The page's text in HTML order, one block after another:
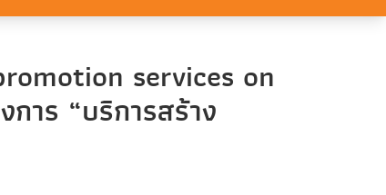
services on
าร “บริการสร้าง